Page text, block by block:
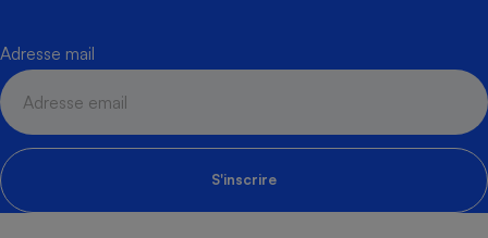
Adresse mail
S'inscrire